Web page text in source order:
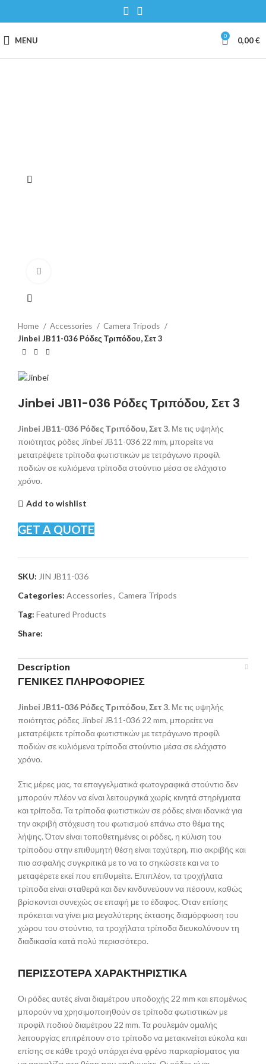
MENU 0 0,00€
Home Accessories
Camera Tripods
Jinbei JB11-036 Ρόδες Τριπόδου, Σετ 3
Jinbei JB11-036 Ρόδες Τριπόδου, Σετ 3
Jinbei JB11-036 Ρόδες Τριπόδου, Σετ 3. Με τις υψηλής
ποιότητας ρόδες Jinbei JB11-036 22 mm, μπορείτε να
μετατρέψετε τρίποδα φωτιστικών με τετράγωνο προφίλ
ποδιών σε κυλιόμενα τρίποδα στούντιο μέσα σε ελάχιστο
χρόνο.
Add to wishlist
GET A QUOTE
SKU: JIN JB11-036
Categories: Accessories, Camera Tripods
Tag: Featured Products
Share:
Description
ΓΕΝΙΚΕΣ ΠΛΗΡΟΦΟΡΙΕΣ
Jinbei JB11-036 Ρόδες Τριπόδου, Σετ 3. Με τις υψηλής
ποιότητας ρόδες Jinbei JB11-036 22 mm, μπορείτε να
μετατρέψετε τρίποδα φωτιστικών με τετράγωνο προφίλ
ποδιών σε κυλιόμενα τρίποδα στούντιο μέσα σε ελάχιστο
χρόνο.
Στις μέρες μας, τα επαγγελματικά φωτογραφικά στούντιο δεν
μπορούν πλέον να είναι λειτουργικά χωρίς κινητά στηρίγματα
και τρίποδα. Τα τρίποδα φωτιστικών σε ρόδες είναι ιδανικά για
την ακριβή στόχευση του φωτισμού επάνω στο θέμα της
λήψης. Όταν είναι τοποθετημένες οι ρόδες, η κύλιση του
τρίποδου στην επιθυμητή θέση είναι ταχύτερη, πιο ακριβής και
πιο ασφαλής συγκριτικά με το να το σηκώσετε και να το
μεταφέρετε εκεί που επιθυμείτε. Επιπλέον, τα τροχήλατα
τρίποδα είναι σταθερά και δεν κινδυνεύουν να πέσουν, καθώς
βρίσκονται συνεχώς σε επαφή με το έδαφος. Όταν επίσης
πρόκειται να γίνει μια μεγαλύτερης έκτασης διαμόρφωση του
χώρου του στούντιο, τα τροχήλατα τρίποδα διευκολύνουν τη
διαδικασία κατά πολύ περισσότερο.
ΠΕΡΙΣΣΟΤΕΡΑ ΧΑΡΑΚΤΗΡΙΣΤΙΚΑ
Οι ρόδες αυτές είναι διαμέτρου υποδοχής 22 mm και επομένως
μπορούν να χρησιμοποιηθούν σε τρίποδα φωτιστικών με
προφίλ ποδιού διαμέτρου 22 mm. Τα ρουλεμάν ομαλής
λειτουργίας επιτρέπουν στο τρίποδο να μετακινείται εύκολα και
επίσης σε κάθε τροχό υπάρχει ένα φρένο παρκαρίσματος για